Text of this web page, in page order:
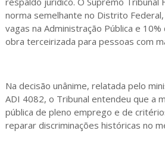
norma semelhante no Distrito
vagas na Administração Pública e
obra terceirizada para pessoas com
Na decisão unânime, relatada pelo
ADI 4082, o Tribunal entendeu que a
pública de pleno emprego e de
reparar discriminações históricas no